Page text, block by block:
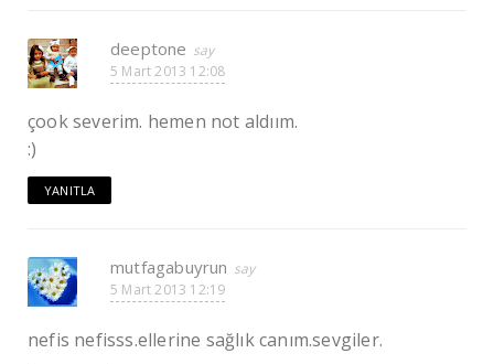
deeptone
5 Mart 2013 12:08
çook severim. hemen not aldıım.
:)
YANITLA
mutfagabuyrun
5 Mart 2013 12:19
nefis nefisss.ellerine sağlık canım.sevgiler.